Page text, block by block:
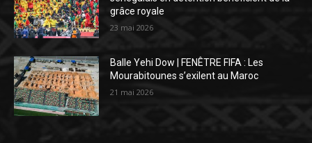
grâce royale
23 mai 2026
Balle Yehi Dow | FENÊTRE FIFA : Les
Mourabitounes s’exilent au Maroc
21 mai 2026